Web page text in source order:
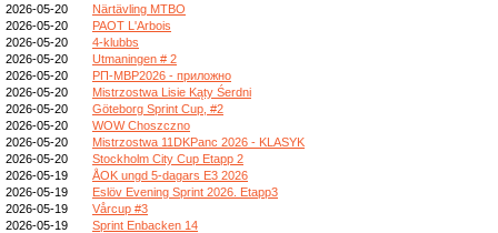
2026-05-20
Närtävling MTBO
2026-05-20
PAOT L'Arbois
2026-05-20
4-klubbs
2026-05-20
Utmaningen # 2
2026-05-20
РП-МВР2026 - приложно
2026-05-20
Mistrzostwa Lisie Kąty Śerdni
2026-05-20
Göteborg Sprint Cup, #2
2026-05-20
WOW Choszczno
2026-05-20
Mistrzostwa 11DKPanc 2026 - KLASYK
2026-05-20
Stockholm City Cup Etapp 2
2026-05-19
ÅOK ungd 5-dagars E3 2026
2026-05-19
Eslöv Evening Sprint 2026. Etapp3
2026-05-19
Vårcup #3
2026-05-19
Sprint Enbacken 14